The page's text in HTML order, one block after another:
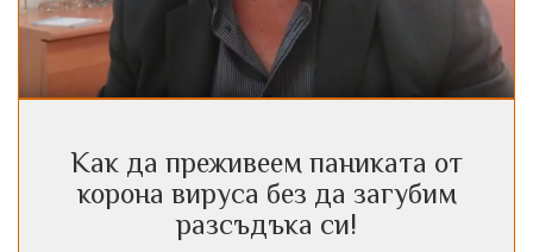
Как да преживеем паниката от
корона вируса без да загубим
разсъдъка си!